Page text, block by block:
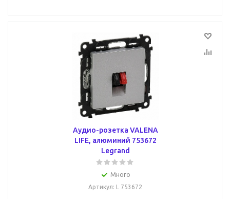
Аудио-розетка VALENA
LIFE, алюминий 753672
Legrand
Много
Артикул: L 753672